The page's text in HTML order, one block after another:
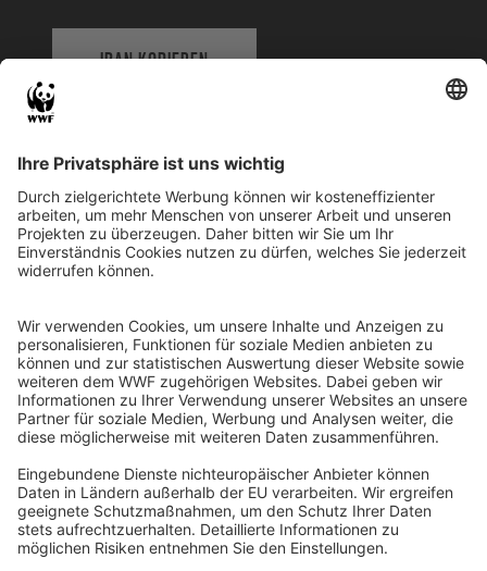
IBAN KOPIEREN
WWF Deutschland
Reinhardtstr. 18
10117 Berlin
Ihre Spende kann steuerlich geltend gemacht werden
Registriert als Stiftung WWF Deutschland, Senatsverwaltung für
Justiz Berlin, Az: 3416/976/2
Umsatzsteuer-Identifikationsnummer: DE 114236103
Freistellungsbescheid: Als gemeinnützige Körperschaft befreit
von der Körperschaftssteuer gem. §5 I 9 KStg. unter der
Steuernummer 27/641/09321